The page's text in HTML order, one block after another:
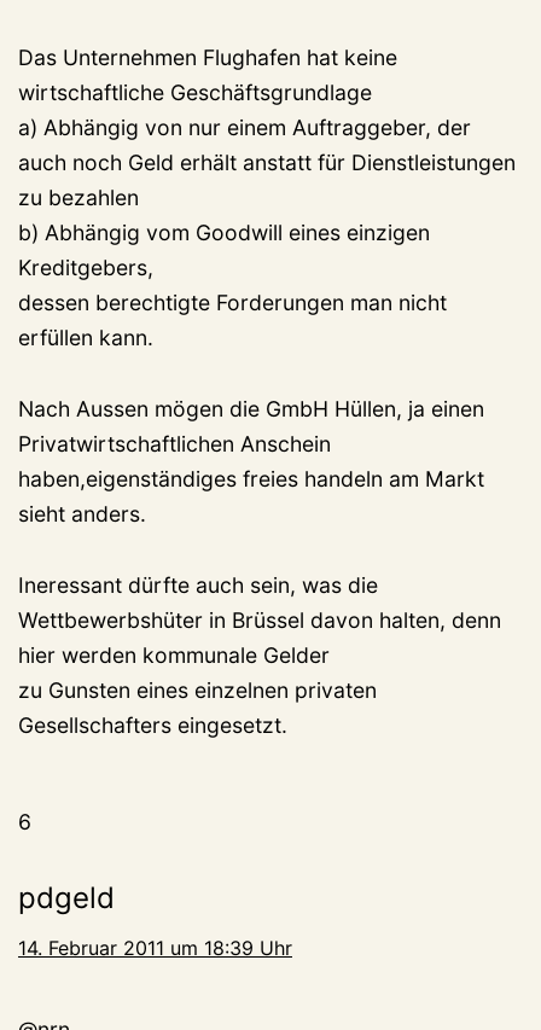
Das Unternehmen Flughafen hat keine
wirtschaftliche Geschäftsgrundlage
a) Abhängig von nur einem Auftraggeber, der
auch noch Geld erhält anstatt für Dienstleistungen
zu bezahlen
b) Abhängig vom Goodwill eines einzigen
Kreditgebers,
dessen berechtigte Forderungen man nicht
erfüllen kann.
Nach Aussen mögen die GmbH Hüllen, ja einen
Privatwirtschaftlichen Anschein
haben,eigenständiges freies handeln am Markt
sieht anders.
Ineressant dürfte auch sein, was die
Wettbewerbshüter in Brüssel davon halten, denn
hier werden kommunale Gelder
zu Gunsten eines einzelnen privaten
Gesellschafters eingesetzt.
6
pdgeld
14. Februar 2011 um 18:39 Uhr